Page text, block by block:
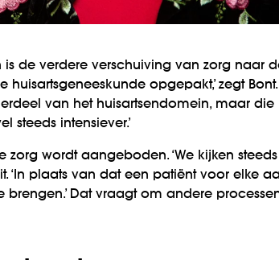
de verdere verschuiving van zorg naar
opgepakt,’ zegt
van het huisartsendomein, maar die
steeds intensiever.’
wordt aangeboden. ‘We kijken
‘In plaats van dat een patiënt voor elke
Dat vraagt om andere